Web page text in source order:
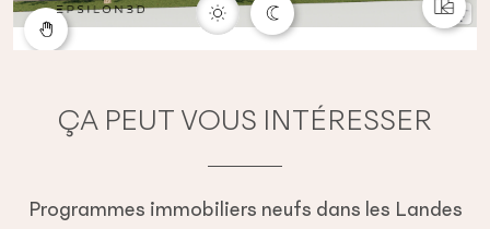
ÇA PEUT VOUS INTÉRESSER
Programmes immobiliers neufs dans les Landes